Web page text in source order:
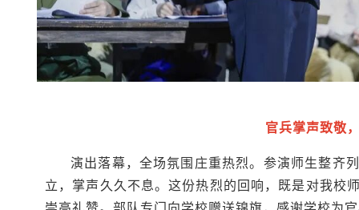
官兵掌声致敬
演出落幕，全场氛围庄重热烈。参演师生整齐
立，掌声久久不息。这份热烈的回响，既是对我校